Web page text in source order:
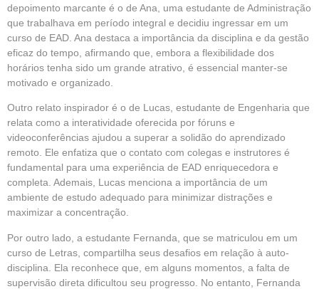
depoimento marcante é o de Ana, uma estudante de Administração
que trabalhava em período integral e decidiu ingressar em um
curso de EAD. Ana destaca a importância da disciplina e da gestão
eficaz do tempo, afirmando que, embora a flexibilidade dos
horários tenha sido um grande atrativo, é essencial manter-se
motivado e organizado.
Outro relato inspirador é o de Lucas, estudante de Engenharia que
relata como a interatividade oferecida por fóruns e
videoconferências ajudou a superar a solidão do aprendizado
remoto. Ele enfatiza que o contato com colegas e instrutores é
fundamental para uma experiência de EAD enriquecedora e
completa. Ademais, Lucas menciona a importância de um
ambiente de estudo adequado para minimizar distrações e
maximizar a concentração.
Por outro lado, a estudante Fernanda, que se matriculou em um
curso de Letras, compartilha seus desafios em relação à auto-
disciplina. Ela reconhece que, em alguns momentos, a falta de
supervisão direta dificultou seu progresso. No entanto, Fernanda